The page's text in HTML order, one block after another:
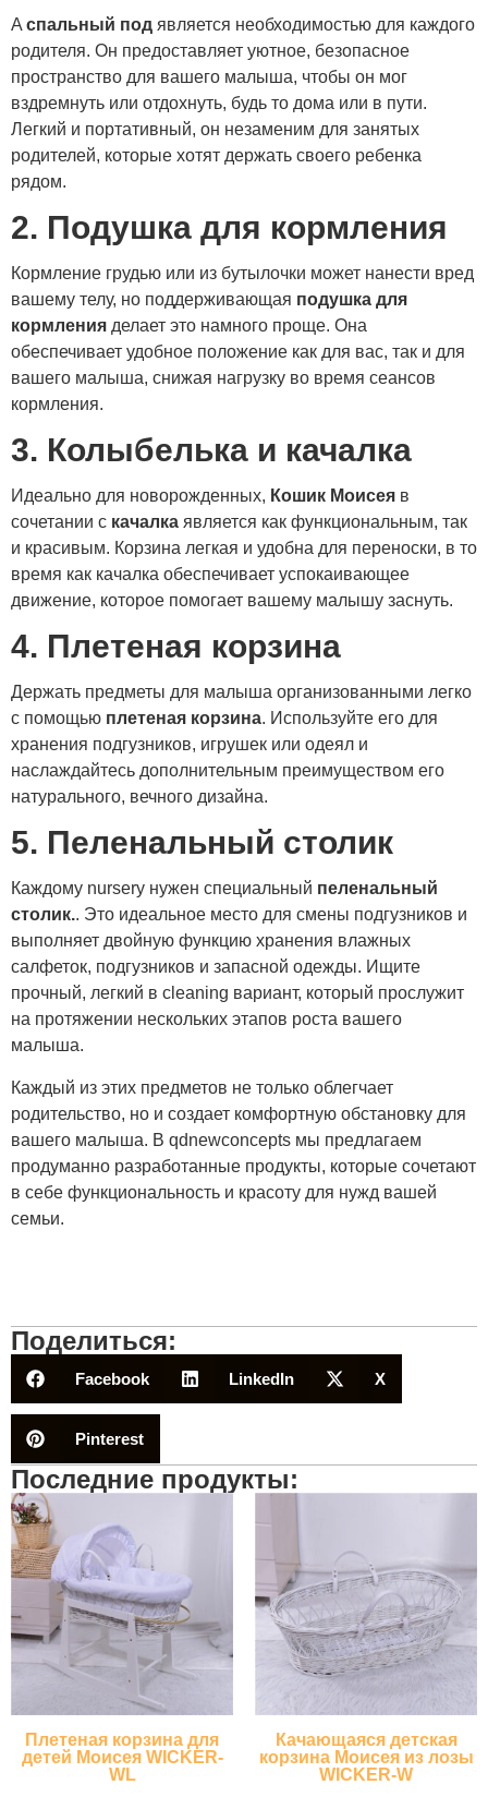
A спальный под является необходимостью для каждого
родителя. Он предоставляет уютное, безопасное
пространство для вашего малыша, чтобы он мог
вздремнуть или отдохнуть, будь то дома или в пути.
Легкий и портативный, он незаменим для занятых
родителей, которые хотят держать своего ребенка
рядом.
2. Подушка для кормления
Кормление грудью или из бутылочки может нанести вред
вашему телу, но поддерживающая подушка для
кормления делает это намного проще. Она
обеспечивает удобное положение как для вас, так и для
вашего малыша, снижая нагрузку во время сеансов
кормления.
3. Колыбелька и качалка
Идеально для новорожденных, Кошик Моисея в
сочетании с качалка является как функциональным, так
и красивым. Корзина легкая и удобна для переноски, в то
время как качалка обеспечивает успокаивающее
движение, которое помогает вашему малышу заснуть.
4. Плетеная корзина
Держать предметы для малыша организованными легко
с помощью плетеная корзина. Используйте его для
хранения подгузников, игрушек или одеял и
наслаждайтесь дополнительным преимуществом его
натурального, вечного дизайна.
5. Пеленальный столик
Каждому nursery нужен специальный пеленальный
столик.. Это идеальное место для смены подгузников и
выполняет двойную функцию хранения влажных
салфеток, подгузников и запасной одежды. Ищите
прочный, легкий в cleaning вариант, который прослужит
на протяжении нескольких этапов роста вашего
малыша.
Каждый из этих предметов не только облегчает
родительство, но и создает комфортную обстановку для
вашего малыша. В qdnewconcepts мы предлагаем
продуманно разработанные продукты, которые сочетают
в себе функциональность и красоту для нужд вашей
семьи.
Поделиться:
Facebook LinkedIn X
Pinterest
Последние продукты:
Плетеная корзина для
детей Моисея WICKER-
WL
Качающаяся детская
корзина Моисея из лозы
WICKER-W